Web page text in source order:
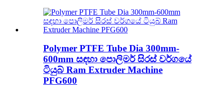
Polymer PTFE Tube Dia 300mm-
600mm සඳහා පොලිමර් සිරස් වර්ගයේ
ටියුබ් Ram Extruder Machine
PFG600